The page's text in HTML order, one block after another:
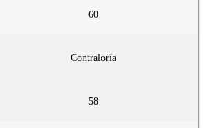
60
Contraloría
58